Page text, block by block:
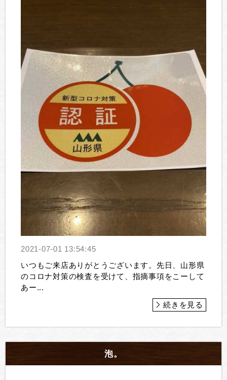
2021-07-01 13:54:45
いつもご来店ありがとうございます。先日、山形県
のコロナ対策の検査を受けて、指摘事項をこーして
あー...
続きを見る
泡。